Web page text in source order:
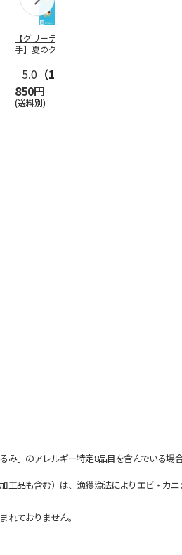
【グリーティング切
手】夏のグリーティ
5.0 （10）
850円
(送料別)
」のアレルギー特定8品目を含んでいる場
品も含む）は、漁獲漁法によりエビ・カ
ておりません。